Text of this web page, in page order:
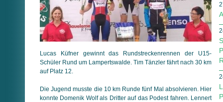
Lucas Küfner gewinnt das Rundstreckenrennen der U15-
Schüler Rund um Lampertswalde. Tim Tänzler fährt nach 30 km
auf Platz 12.
Die Jugend musste die 10 km Runde fünf Mal absolvieren. Hier
konnte Domenik Wolf als Dritter auf das Podest fahren. Lennert